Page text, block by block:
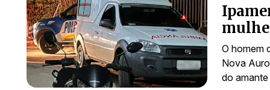
O homem
Nova
do